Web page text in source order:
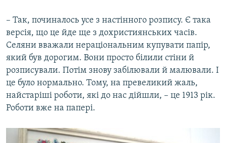
– Так, починалось усе з настінного розпису. Є така
версія, що це йде ще з дохристиянських часів.
Селяни вважали нераціональним купувати папір,
який був дорогим. Вони просто білили стіни й
розписували. Потім знову забілювали й малювали. І
це було нормально. Тому, на превеликий жаль,
найстаріші роботи, які до нас дійшли, – це 1913 рік.
Роботи вже на папері.